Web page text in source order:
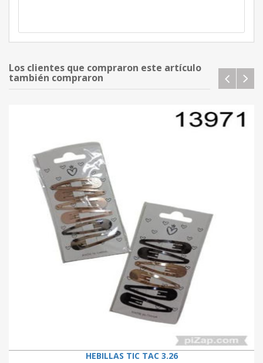
Los clientes que compraron este artículo
también compraron
HEBILLAS TIC TAC 3.26